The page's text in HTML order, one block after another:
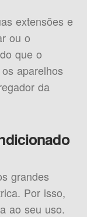
extensões e
ou o
que o
aparelhos
da
grandes
Por isso,
ao seu uso.